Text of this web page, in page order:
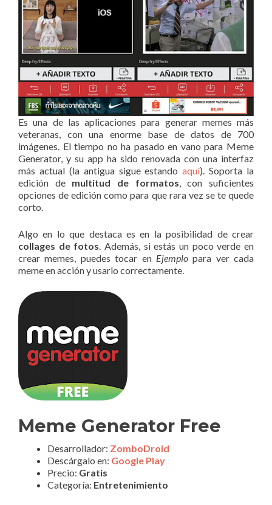
Es una de las aplicaciones para generar memes más
veteranas, con una enorme base de datos de 700
imágenes. El tiempo no ha pasado en vano para Meme
Generator, y su app ha sido renovada con una interfaz
más actual (la antigua sigue estandoaquí). Soporta la
edición de multitud de formatos, con suficientes
opciones de edición como para que rara vez se te quede
corto.
Algo en lo que destaca es en la posibilidad de crear
collages de fotos. Además, si estás un poco verde en
crear memes, puedes tocar en Ejemplopara ver cada
meme en acción y usarlo correctamente.
Meme Generator Free
Desarrollador: ZomboDroid
Descárgalo en: Google Play
Precio: Gratis
Categoría: Entretenimiento